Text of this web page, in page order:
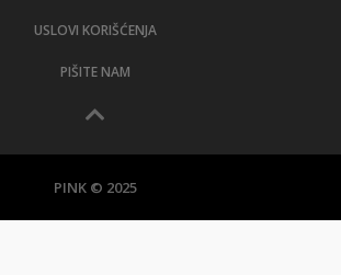
USLOVI KORIŠĆENJA
PIŠITE NAM
PINK © 2025